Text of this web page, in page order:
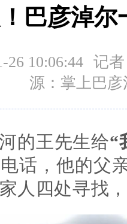
巴彦淖尔
26 10:06:44 记
源：掌上巴彦
的王先生给“
话，他的父
人四处寻找